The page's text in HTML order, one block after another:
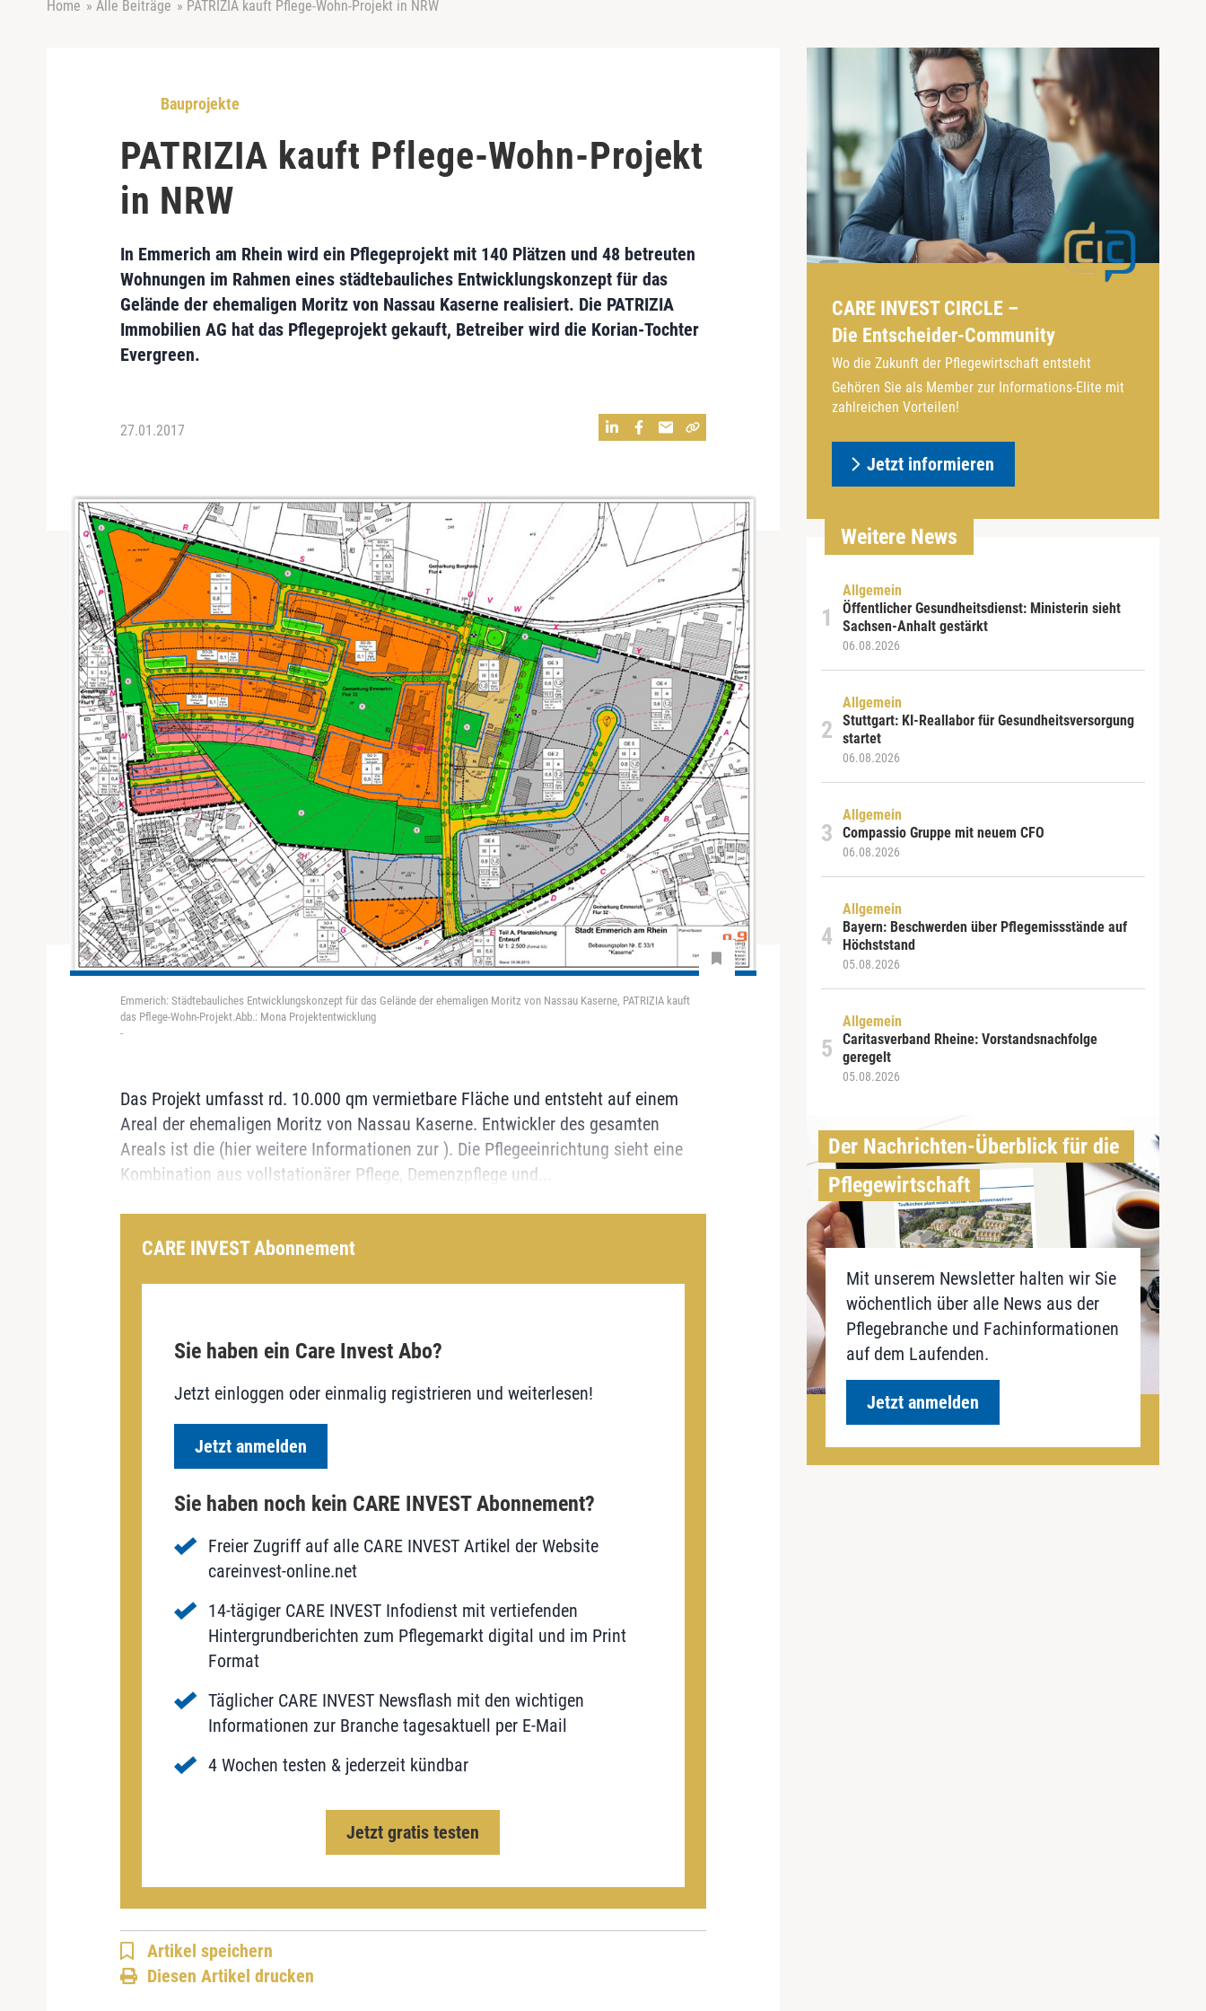
Home » Alle Beiträge » PATRIZIA kauft Pflege-Wohn-Projekt in NRW
Bauprojekte
PATRIZIA kauft Pflege-Wohn-Projekt
in NRW
In Emmerich am Rhein wird ein Pflegeprojektmit 140 Plätzen und 48 betreuten
Wohnungen im Rahmen eines städtebauliches Entwicklungskonzept für das
Gelände der ehemaligen Moritz von Nassau Kaserne realisiert. Die PATRIZIA
Immobilien AG hat das Pflegeprojekt gekauft, Betreiber wird die Korian-Tochter
Evergreen.
27.01.2017
Emmerich: Städtebauliches Entwicklungskonzept für das Gelände der ehemaligen Moritz von Nassau Kaserne, PATRIZIA kauft
das Pflege-Wohn-Projekt.Abb.: Mona Projektentwicklung
-
Das Projekt umfasst rd. 10.000 qm vermietbare Fläche und entsteht auf einem
Areal der ehemaligen Moritz von Nassau Kaserne. Entwickler des gesamten
Areals ist die (hier weitere Informationen zur ). Die Pflegeeinrichtung sieht eine
Kombination aus vollstationärer Pflege, Demenzpflege und...
CARE INVEST Abonnement
Sie haben ein Care Invest Abo?
Jetzt einloggen oder einmalig registrieren und weiterlesen!
Jetzt anmelden
Sie haben noch kein CARE INVEST Abonnement?
Freier Zugriff auf alle CARE INVEST Artikel der Website
careinvest-online.net
14-tägiger CARE INVEST Infodienst mit vertiefenden
Hintergrundberichten zum Pflegemarkt digital und im Print
Format
Täglicher CARE INVEST Newsflash mit den wichtigen
Informationen zur Branche tagesaktuell per E-Mail
4 Wochen testen & jederzeit kündbar
Jetzt gratis testen
Artikel speichern
Diesen Artikel drucken
CARE INVEST CIRCLE –
Die Entscheider-Community
Wo die Zukunft der Pflegewirtschaft entsteht
Gehören Sie als Member zur Informations-Elite mit
zahlreichen Vorteilen!
Jetzt informieren
Weitere News
Allgemein
Öffentlicher Gesundheitsdienst: Ministerin sieht
Sachsen-Anhalt gestärkt
06.08.2026
Allgemein
Stuttgart: KI-Reallabor für Gesundheitsversorgung
startet
06.08.2026
Allgemein
Compassio Gruppe mit neuem CFO
06.08.2026
Allgemein
Bayern: Beschwerden über Pflegemissstände auf
Höchststand
05.08.2026
Allgemein
Caritasverband Rheine: Vorstandsnachfolge
geregelt
05.08.2026
Der Nachrichten-Überblick für die
Pflegewirtschaft
Mit unserem Newsletter halten wir Sie
wöchentlich über alle News aus der
Pflegebranche und Fachinformationen
auf dem Laufenden.
Jetzt anmelden